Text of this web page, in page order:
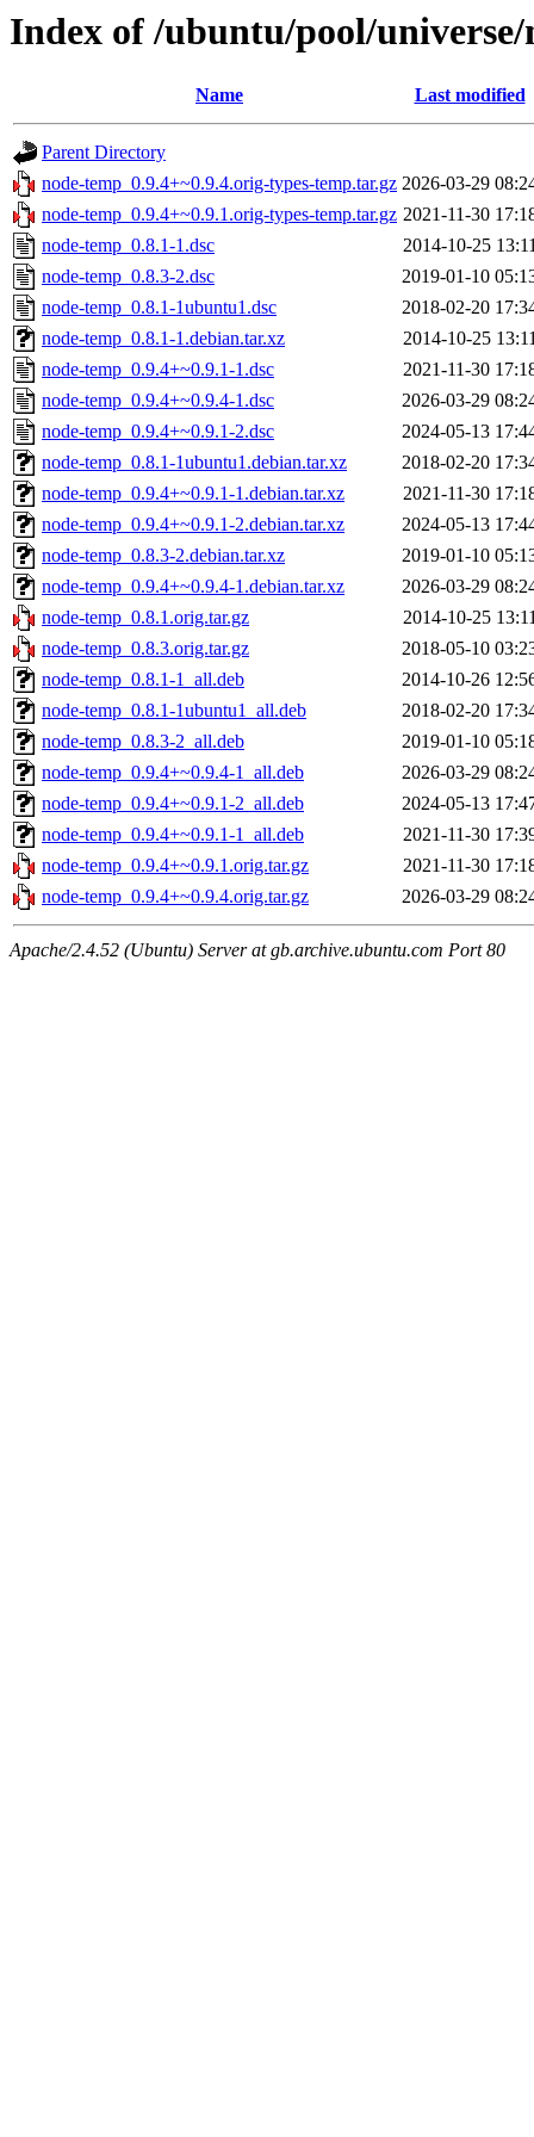
Index of /ubuntu/pool/
Name Last modified
Parent Directory
node-temp_0.9.4+~0.9.4.orig-types-temp.tar.gz 2026-03-29
node-temp_0.9.4+~0.9.1.orig-types-temp.tar.gz 2021-11-30
node-temp_0.8.1-1.dsc
2014-10-25
node-temp_0.8.3-2.dsc
2019-01-10
node-temp_0.8.1-1ubuntu1.dsc
2018-02-20
node-temp_0.8.1-1.debian.tar.xz
2014-10-25
node-temp_0.9.4+~0.9.1-1.dsc
2021-11-30
node-temp_0.9.4+~0.9.4-1.dsc
2026-03-29
node-temp_0.9.4+~0.9.1-2.dsc
2024-05-13
node-temp_0.8.1-1ubuntu1.debian.tar.xz
2018-02-20
node-temp_0.9.4+~0.9.1-1.debian.tar.xz
2021-11-30
node-temp_0.9.4+~0.9.1-2.debian.tar.xz
2024-05-13
node-temp_0.8.3-2.debian.tar.xz
2019-01-10
node-temp_0.9.4+~0.9.4-1.debian.tar.xz
2026-03-29
node-temp_0.8.1.orig.tar.gz
2014-10-25
node-temp_0.8.3.orig.tar.gz
2018-05-10
node-temp_0.8.1-1_all.deb
2014-10-26
node-temp_0.8.1-1ubuntu1_all.deb
2018-02-20
node-temp_0.8.3-2_all.deb
2019-01-10
node-temp_0.9.4+~0.9.4-1_all.deb
2026-03-29
node-temp_0.9.4+~0.9.1-2_all.deb
2024-05-13
node-temp_0.9.4+~0.9.1-1_all.deb
2021-11-30
node-temp_0.9.4+~0.9.1.orig.tar.gz
2021-11-30
node-temp_0.9.4+~0.9.4.orig.tar.gz
2026-03-29
Apache/2.4.52 (Ubuntu) Server at gb.archive.ubuntu.com Port 80